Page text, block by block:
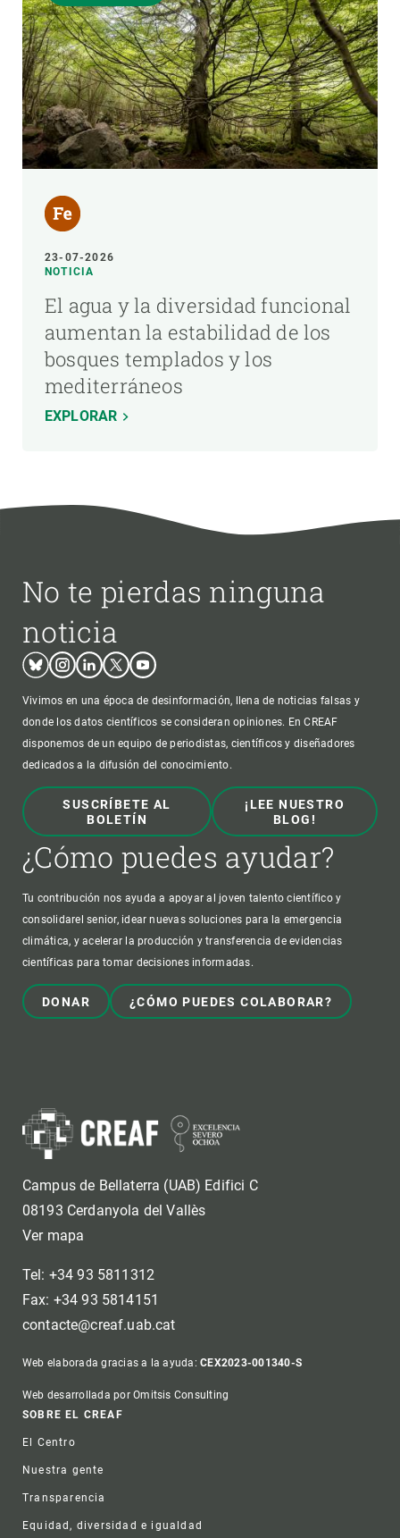
23-07-2026
NOTICIA
El agua y la diversidad funcional
aumentan la estabilidad de los
bosques templados y los
mediterráneos
EXPLORAR
No te pierdas ninguna
noticia
BlueskyInstagram
LinkedinTwitterYoutube
Vivimos en una época de desinformación, llena de noticias falsas y
donde los datos científicos se consideran opiniones. En CREAF
disponemos de un equipo de periodistas, científicos y diseñadores
dedicados a la difusión del conocimiento.
SUSCRÍBETE AL
BOLETÍN
¡LEE NUESTRO
BLOG!
¿Cómo puedes ayudar?
Tu contribución nos ayuda a apoyar al joven talento científico y
consolidarel senior, idear nuevas soluciones para la emergencia
climática, y acelerar la producción y transferencia de evidencias
científicas para tomar decisiones informadas.
DONAR ¿CÓMO PUEDES COLABORAR?
Campus de Bellaterra (UAB) Edifici C
08193 Cerdanyola del Vallès
Ver mapa
Tel: +34 93 5811312
Fax: +34 93 5814151
contacte@creaf.uab.cat
Web elaborada gracias a la ayuda:CEX2023-001340-S
Web desarrollada por Omitsis Consulting
Footer
SOBRE EL CREAF
El Centro
Nuestra gente
Transparencia
Equidad, diversidad e igualdad